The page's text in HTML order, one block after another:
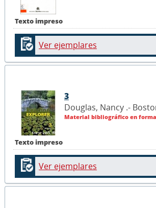
Texto impreso
Ver ejemplares
Texto impreso
3
Douglas, Nancy .-
Material bibliográfico en
Ver ejemplares